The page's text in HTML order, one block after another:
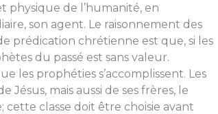
physique de l’humanité, en
son agent. Le raisonne­ment des
prédi­cation chrétienne est que, si les
du passé est sans valeur.
les prophéties s’accomplissent. Les
mais aussi de ses frères, le
cette classe doit être choisie avant